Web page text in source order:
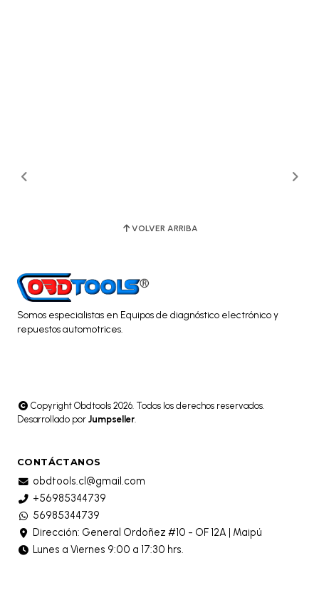
VOLVER ARRIBA
Somos especialistas en Equipos de diagnóstico electrónico y
repuestos automotrices.
Copyright Obdtools 2026. Todos los derechos reservados.
Desarrollado por Jumpseller
CONTÁCTANOS
obdtools.cl@gmail.com
+56985344739
56985344739
Dirección: General Ordoñez #10 - OF 12A | Maipú
Lunes a Viernes 9:00 a 17:30 hrs.